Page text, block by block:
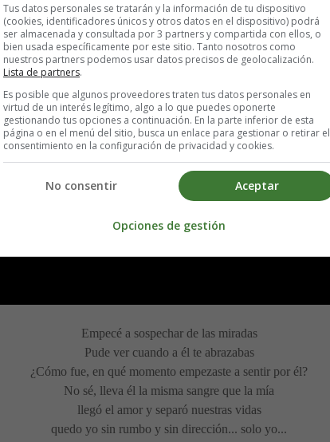
Empecé a sospechar de las miradas
Pude ver cuando a él te abrazabas
¿Cómo fue, en qué momento empezaste a sentir por él?
No sé, lleva él la misma sangre que la mía
llegó el amor y separó nuestras vidas
quedo yo sin rumbo y sin dirección... solo yo...
Tus datos personales se tratarán y la información de tu dispositivo
(cookies, identificadores únicos y otros datos en el dispositivo) podrá
ser almacenada y consultada por 3 partners y compartida con ellos, o
bien usada específicamente por este sitio. Tanto nosotros como
nuestros partners podemos usar datos precisos de geolocalización.
Lista de partners.
Es posible que algunos proveedores traten tus datos personales en
virtud de un interés legítimo, algo a lo que puedes oponerte
gestionando tus opciones a continuación. En la parte inferior de esta
página o en el menú del sitio, busca un enlace para gestionar o retirar el
consentimiento en la configuración de privacidad y cookies.
Aceptar
No consentir
Opciones de gestión